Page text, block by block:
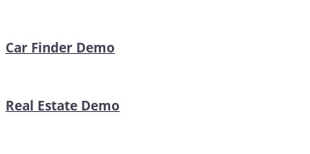
Car Finder Demo
Real Estate Demo